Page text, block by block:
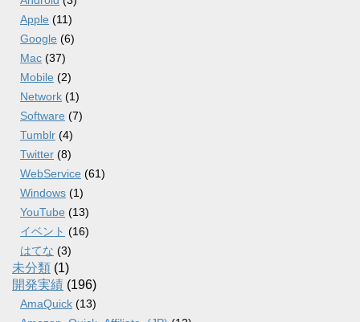
Apple (11)
Google (6)
Mac (37)
Mobile (2)
Network (1)
Software (7)
Tumblr (4)
Twitter (8)
WebService (61)
Windows (1)
YouTube (13)
イベント (16)
はてな (3)
未分類 (1)
開発実績 (196)
AmaQuick (13)